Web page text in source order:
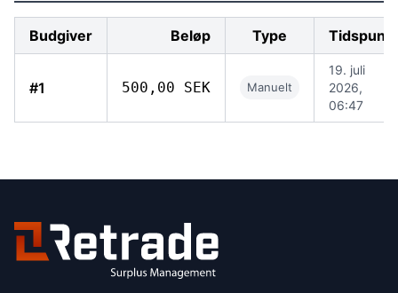
Budgiver Beløp Type Tidspunkt
#1 500,00 SEK Manuelt
19. juli
2026,
06:47